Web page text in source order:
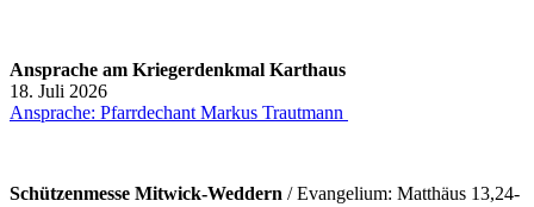
Ansprache am Kriegerdenkmal Karthaus
18. Juli 2026
Ansprache: Pfarrdechant Markus Trautmann
Schützenmesse Mitwick-Weddern / Evangelium: Matthäus 13,24-